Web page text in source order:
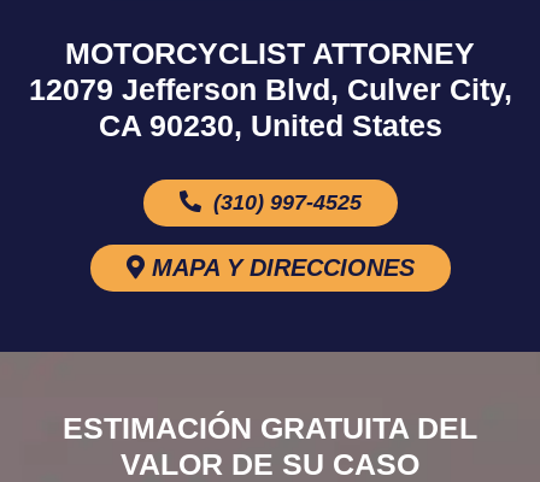
MOTORCYCLIST ATTORNEY
12079 Jefferson Blvd, Culver City,
CA 90230, United States
(310) 997-4525
MAPA Y DIRECCIONES
ESTIMACIÓN GRATUITA DEL
VALOR DE SU CASO